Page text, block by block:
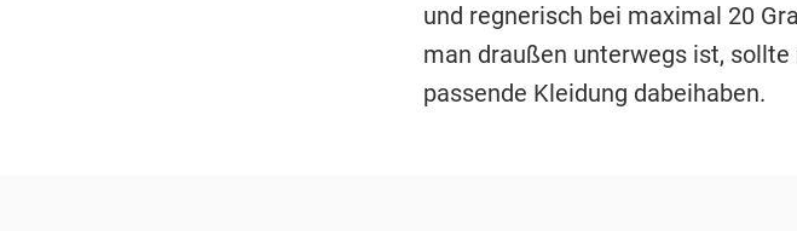
und regnerisch bei maximal 20
man draußen unterwegs ist,
passende Kleidung dabeihaben.